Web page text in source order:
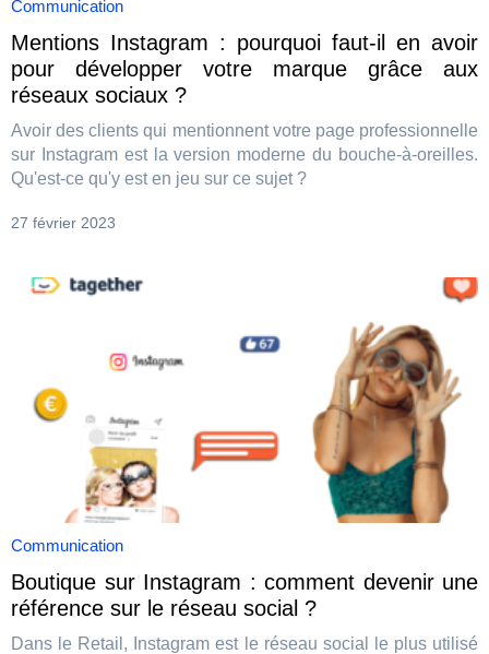
Communication
Mentions Instagram : pourquoi faut-il en avoir
pour développer votre marque grâce aux
réseaux sociaux ?
Avoir des clients qui mentionnent votre page professionnelle
sur Instagram est la version moderne du bouche-à-oreilles.
Qu'est-ce qu'y est en jeu sur ce sujet ?
27 février 2023
Communication
Boutique sur Instagram : comment devenir une
référence sur le réseau social ?
Dans le Retail, Instagram est le réseau social le plus utilisé